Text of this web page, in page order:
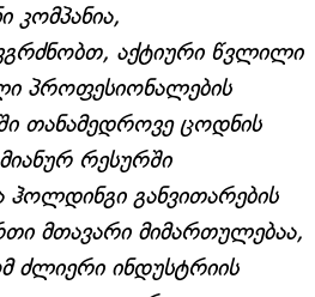
კომპანია,
აქტიური წვლილი
პროფესიონალების
თანამედროვე ცოდნის
რესურში
ჰოლდინგი განვითარების
მთავარი მიმართულებაა,
ძლიერი ინდუსტრიის